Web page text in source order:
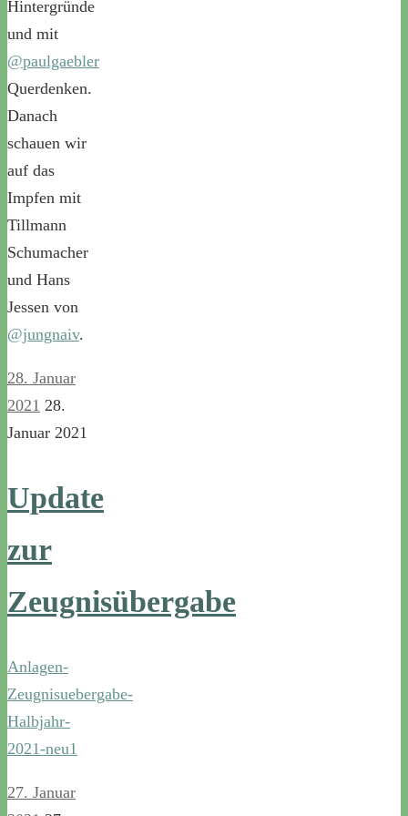
Hintergründe
und mit
@paulgaebler
Querdenken.
Danach
schauen wir
auf das
Impfen mit
Tillmann
Schumacher
und Hans
Jessen von
@jungnaiv.
28. Januar
2021 28.
Januar 2021
Update
zur
Zeugnisübergabe
Anlagen-
Zeugnisuebergabe-
Halbjahr-
2021-neu1
27. Januar